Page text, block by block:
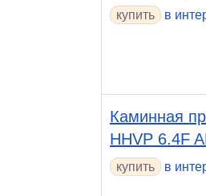
в
Каминная
HHVP 6.4F
в